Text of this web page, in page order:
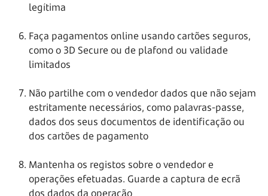
legítima
Faça pagamentos online usando cartões seguros,
como o 3D Secure ou de plafond ou validade
limitados
Não partilhe com o vendedor dados que não sejam
estritamente necessários, como palavras-passe,
dados dos seus documentos de identificação ou
dos cartões de pagamento
Mantenha os registos sobre o vendedor e
operações efetuadas. Guarde a captura de ecrã
dos dados da operação